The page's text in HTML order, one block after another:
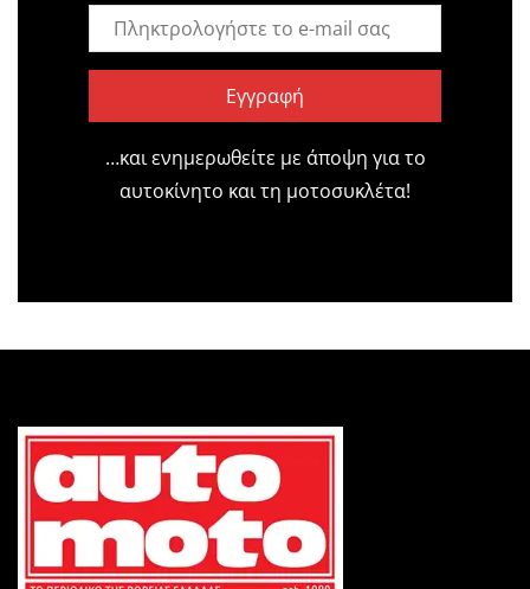
Εγγραφή
…και ενημερωθείτε με άποψη για το
αυτοκίνητο και τη μοτοσυκλέτα!